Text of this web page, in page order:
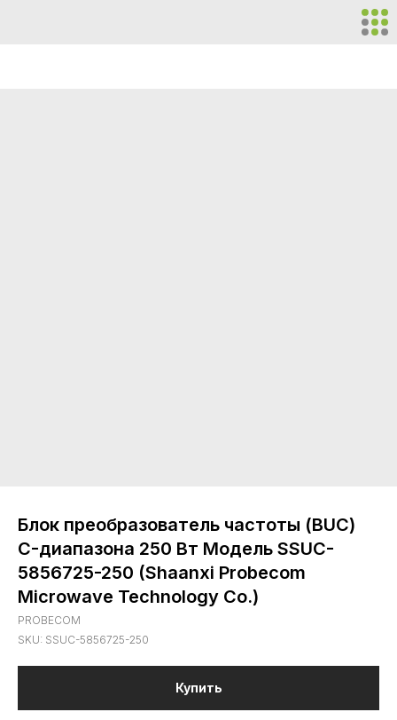
Блок преобразователь частоты (BUC)
C-диапазона 250 Вт Модель SSUC-
5856725-250 (Shaanxi Probecom
Microwave Technology Co.)
PROBECOM
SKU: SSUC-5856725-250
Купить